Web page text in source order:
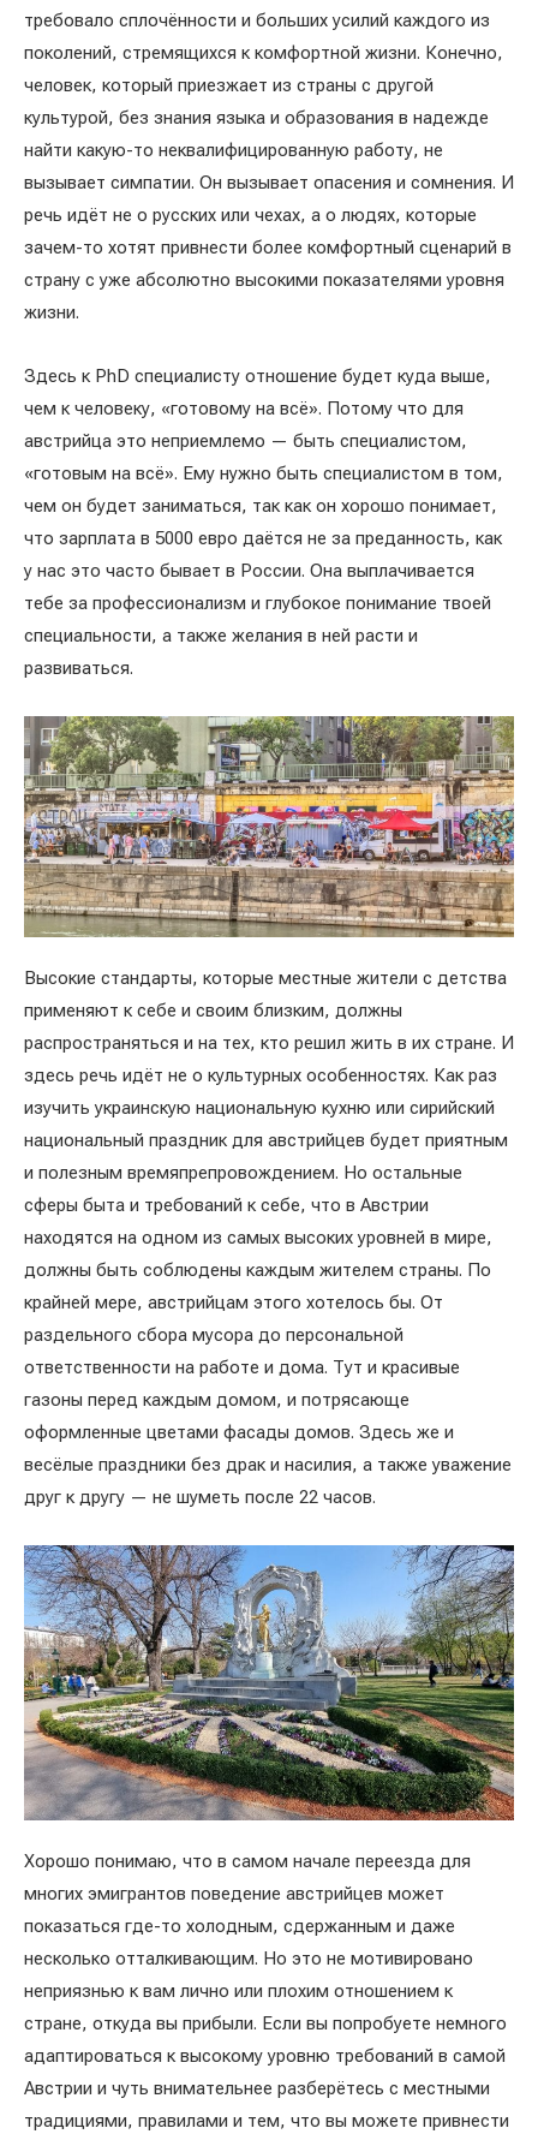
требовало сплочённости и больших усилий каждого из
поколений, стремящихся к комфортной жизни. Конечно,
человек, который приезжает из страны с другой
культурой, без знания языка и образования в надежде
найти какую-то неквалифицированную работу, не
вызывает симпатии. Он вызывает опасения и сомнения. И
речь идёт не о русских или чехах, а о людях, которые
зачем-то хотят привнести более комфортный сценарий в
страну с уже абсолютно высокими показателями уровня
жизни.
Здесь к PhD специалисту отношение будет куда выше,
чем к человеку, «готовому на всё». Потому что для
австрийца это неприемлемо — быть специалистом,
«готовым на всё». Ему нужно быть специалистом в том,
чем он будет заниматься, так как он хорошо понимает,
что зарплата в 5000 евро даётся не за преданность, как
у нас это часто бывает в России. Она выплачивается
тебе за профессионализм и глубокое понимание твоей
специальности, а также желания в ней расти и
развиваться.
Высокие стандарты, которые местные жители с детства
применяют к себе и своим близким, должны
распространяться и на тех, кто решил жить в их стране. И
здесь речь идёт не о культурных особенностях. Как раз
изучить украинскую национальную кухню или сирийский
национальный праздник для австрийцев будет приятным
и полезным времяпрепровождением. Но остальные
сферы быта и требований к себе, что в Австрии
находятся на одном из самых высоких уровней в мире,
должны быть соблюдены каждым жителем страны. По
крайней мере, австрийцам этого хотелось бы. От
раздельного сбора мусора до персональной
ответственности на работе и дома. Тут и красивые
газоны перед каждым домом, и потрясающе
оформленные цветами фасады домов. Здесь же и
весёлые праздники без драк и насилия, а также уважение
друг к другу — не шуметь после 22 часов.
Хорошо понимаю, что в самом начале переезда для
многих эмигрантов поведение австрийцев может
показаться где-то холодным, сдержанным и даже
несколько отталкивающим. Но это не мотивировано
неприязнью к вам лично или плохим отношением к
стране, откуда вы прибыли. Если вы попробуете немного
адаптироваться к высокому уровню требований в самой
Австрии и чуть внимательнее разберётесь с местными
традициями, правилами и тем, что вы можете привнести